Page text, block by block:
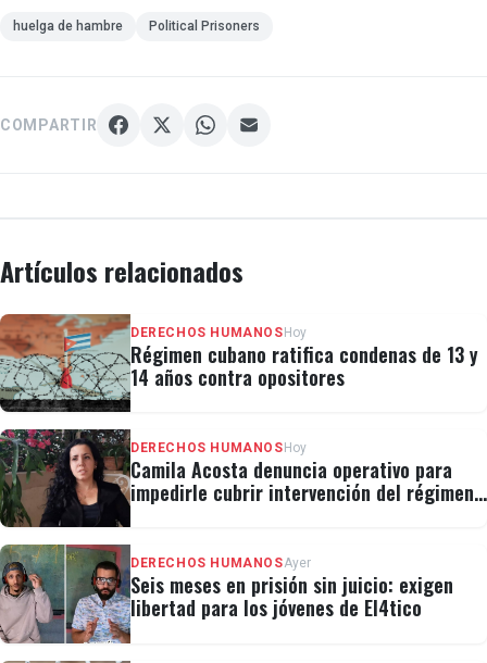
huelga de hambre Political Prisoners
COMPARTIR
Artículos relacionados
DERECHOS HUMANOS Hoy
Régimen cubano ratifica condenas de 13 y
14 años contra opositores
DERECHOS HUMANOS Hoy
Camila Acosta denuncia operativo para
impedirle cubrir intervención del régimen
DERECHOS HUMANOSAyer
Seis meses en prisión sin juicio: exigen
libertad para los jóvenes de El4tico